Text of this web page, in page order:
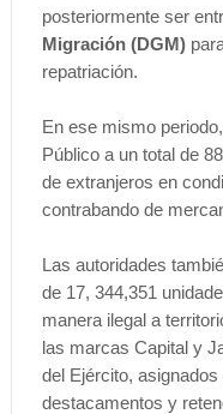
posteriormente ser
Migración (DGM)
repatriación.
En ese mismo
Público a un total de
de extranjeros en
contrabando de
Las autoridades
de 17, 344,351
manera ilegal a
las marcas Capital y
del Ejército,
destacamentos y